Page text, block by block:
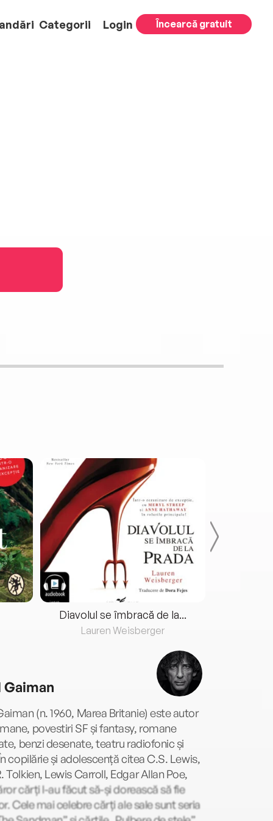
Categorii Login Încearcă gratuit
Diavolul se îmbracă de la...
Lauren Weisberger
Gaiman
(n. 1960, Marea Britanie) este autor
povestiri SF și fantasy, romane
benzi desenate, teatru radiofonic și
copilărie și adolescență citea C.S. Lewis,
Tolkien, Lewis Carroll, Edgar Allan Poe,
cărți l-au făcut să-și dorească să fie
Cele mai celebre cărți ale sale sunt seria